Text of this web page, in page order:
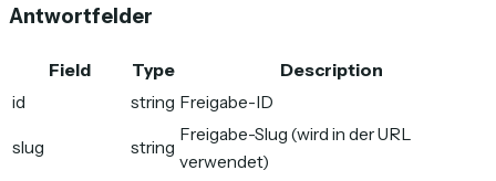
Antwortfelder
Field Type
Description
id
string Freigabe-ID
slug string
Freigabe-Slug (wird in der URL
verwendet)